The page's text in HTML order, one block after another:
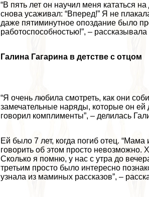
“В пять лет он научил меня кататься
снова усаживал: “Вперед!” Я не
даже пятиминутное опоздание было
работоспособностью!”, – рассказывала
Галина Гагарина в детстве с отцом
“Я очень любила смотреть, как они
замечательные наряды, которые он
говорил комплименты”, – делилась
Ей было 7 лет, когда погиб отец.
говорить об этом просто невозможно.
Сколько я помню, у нас с утра до
третьим просто было интересно
узнала из маминых рассказов”, –